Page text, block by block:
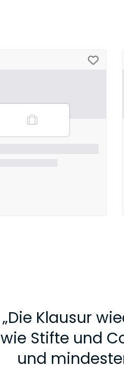
„Die Klausur
wie Stifte und
und